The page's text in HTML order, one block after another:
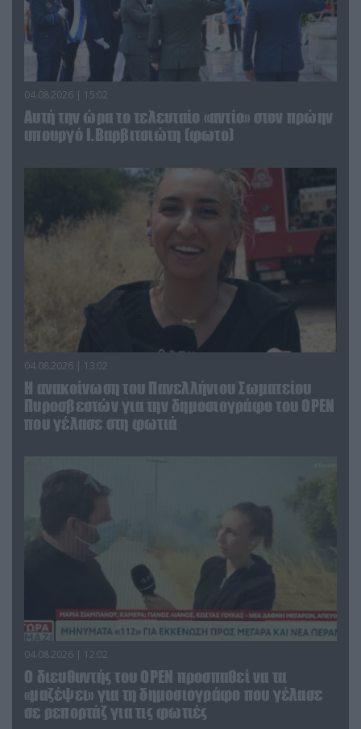
04.08.2026 | 15:02
Αυτή την ώρα το τελευταίο «αντίο» στον πρώην
υπουργό Ι.Βαρβιτσιώτη (φωτο)
04.08.2026 | 13:02
Η ανακοίνωση του Πανελλήνιου Σωματείου
Πυροσβεστών για την δημοσιογράφο του OPEN
που γέλασε στη φωτιά
04.08.2026 | 12:02
O διευθυντής του OPEN προσπαθεί να τα
«μαζέψει» για τη δημοσιογράφο που γέλασε
σε ρεπορτάζ για τις φωτιές